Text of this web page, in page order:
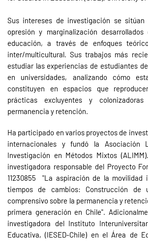
Sus intereses de investigación se
opresión y marginalización
educación, a través de enfoques
inter/multicultural. Sus trabajos más
estudiar las experiencias de estudiantes
en universidades, analizando cómo
constituyen en espacios que
prácticas excluyentes y
permanencia y retención.
Ha participado en varios proyectos de
internacionales y fundó la Asociación
Investigación en Métodos Mixtos
investigadora responsable del Proyecto
11230855 "La aspiración de la movilidad
tiempos de cambios: Construcción de
comprensivo sobre la permanencia y
primera generación en Chile".
investigadora del Instituto
Educativa, (IESED-Chile) en el Área de